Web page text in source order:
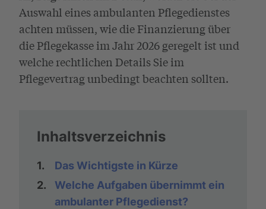
Auswahl eines ambulanten Pflegedienstes
achten müssen, wie die Finanzierung über
die Pflegekasse im Jahr 2026 geregelt ist und
welche rechtlichen Details Sie im
Pflegevertrag unbedingt beachten sollten.
Inhaltsverzeichnis
1.
Das Wichtigste in Kürze
2.
Welche Aufgaben übernimmt ein
ambulanter Pflegedienst?